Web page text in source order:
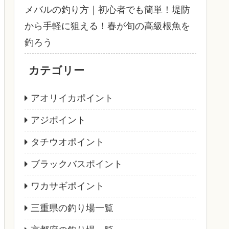
メバルの釣り方｜初心者でも簡単！堤防
から手軽に狙える！春が旬の高級根魚を
釣ろう
カテゴリー
アオリイカポイント
アジポイント
タチウオポイント
ブラックバスポイント
ワカサギポイント
三重県の釣り場一覧